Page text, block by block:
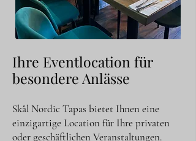
Ihre Eventlocation für
besondere Anlässe
Skål Nordic Tapas bietet Ihnen eine
einzigartige Location für Ihre privaten
oder geschäftlichen Veranstaltungen.